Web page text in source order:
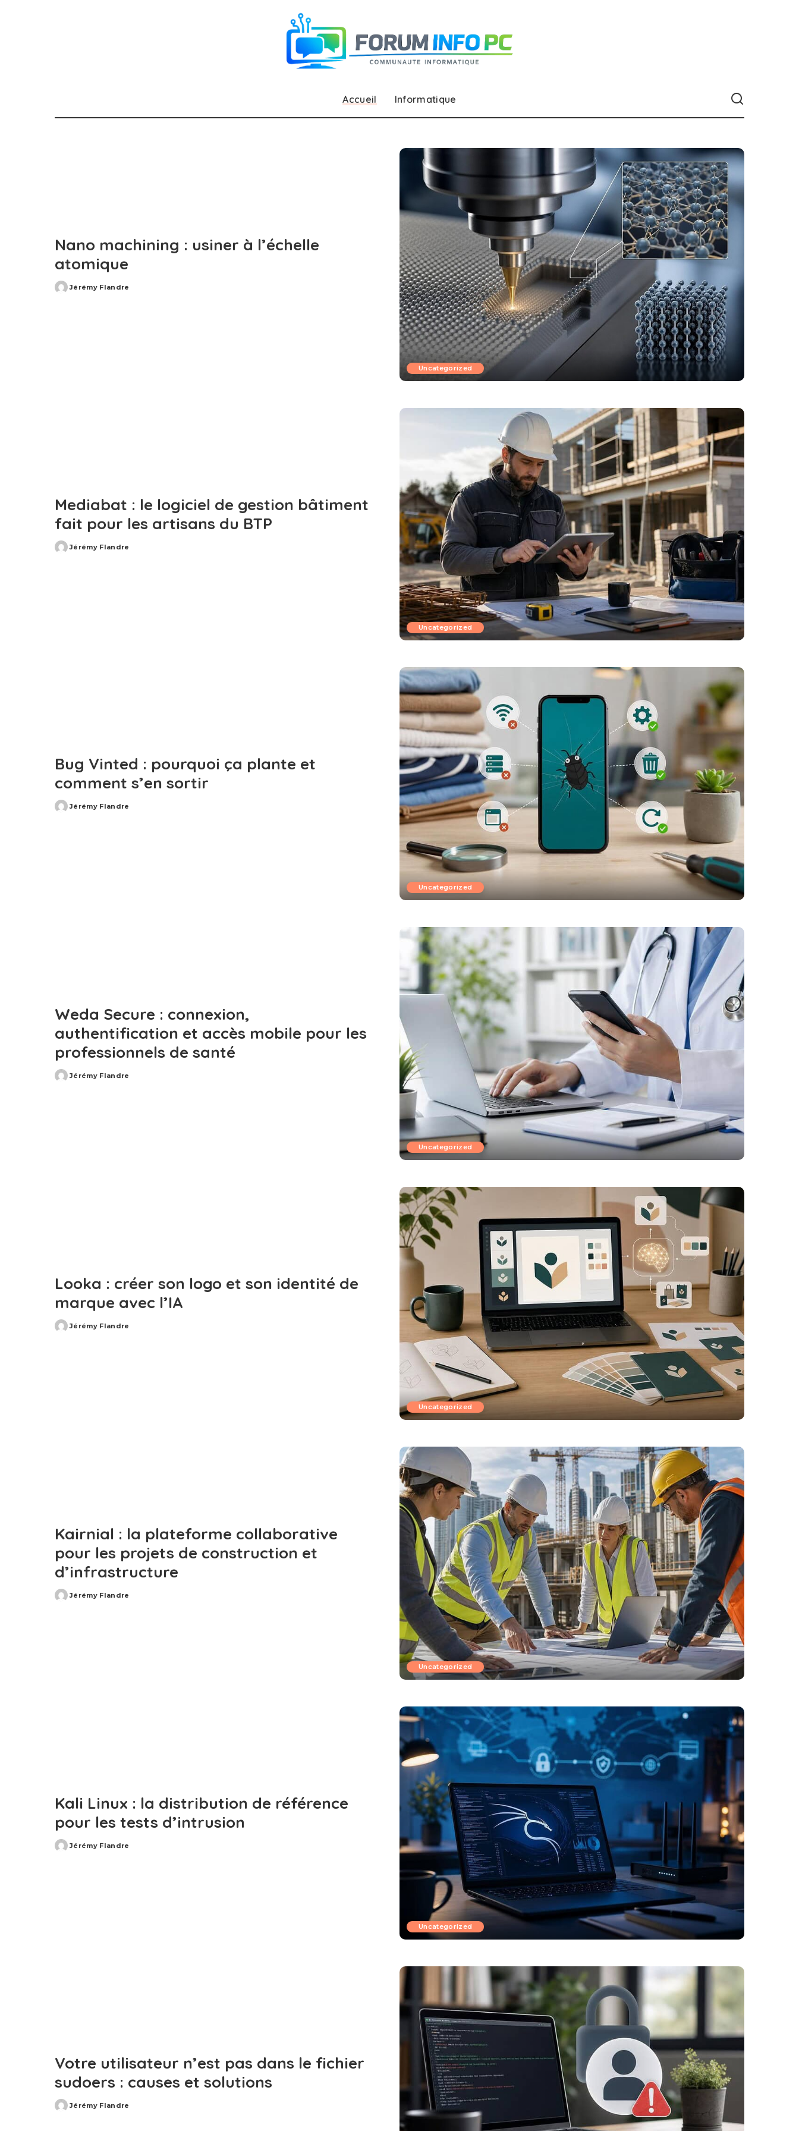
Accueil Informatique
Uncategorized
Nano machining : usiner à l’échelle
atomique
Posted
Jérémy Flandre
Uncategorized
Mediabat : le logiciel de gestion bâtiment
fait pour les artisans du BTP
Posted
Jérémy Flandre
Uncategorized
Bug Vinted : pourquoi ça plante et
comment s’en sortir
Posted
Jérémy Flandre
Uncategorized
Weda Secure : connexion,
authentification et accès mobile pour les
professionnels de santé
Posted
Jérémy Flandre
Uncategorized
Looka : créer son logo et son identité de
marque avec l’IA
Posted
Jérémy Flandre
Uncategorized
Kairnial : la plateforme collaborative
pour les projets de construction et
d’infrastructure
Posted
Jérémy Flandre
Uncategorized
Kali Linux : la distribution de référence
pour les tests d’intrusion
Posted
Jérémy Flandre
Votre utilisateur n’est pas dans le fichier
sudoers : causes et solutions
Posted
Jérémy Flandre